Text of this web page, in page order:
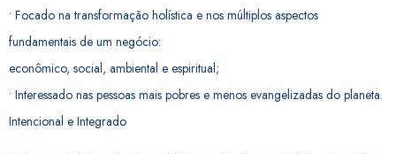
• Focado na transformação holística e nos múltiplos aspectos
fundamentais de um negócio:
econômico, social, ambiental e espiritual;
• Interessado nas pessoas mais pobres e menos evangelizadas do planeta.
Intencional e Integrado